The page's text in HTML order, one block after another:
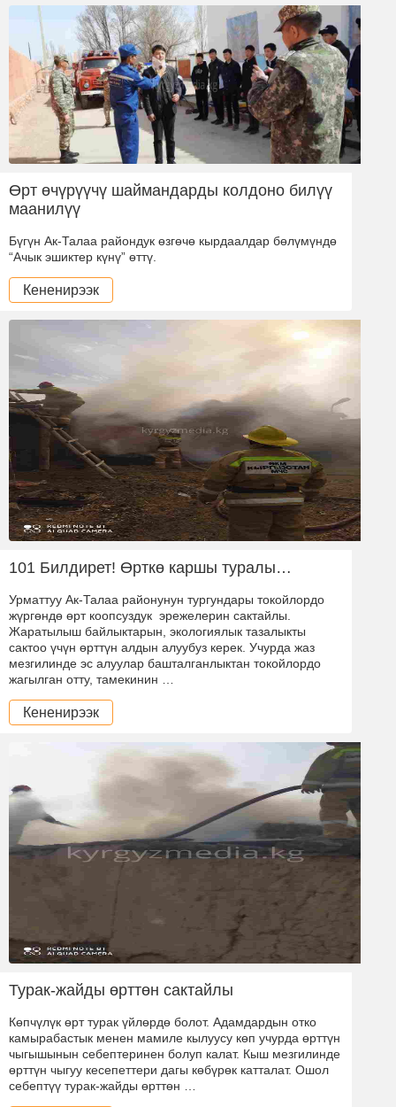
Өрт өчүрүүчү шаймандарды колдоно билүү
маанилүү
Бүгүн Ак-Талаа райондук өзгөчө кырдаалдар бөлүмүндө
“Ачык эшиктер күнү” өттү.
Кененирээк
101 Билдирет! Өрткө каршы туралы…
Урматтуу Ак-Талаа районунун тургундары токойлордо
жүргөндө өрт коопсуздук эрежелерин сактайлы.
Жаратылыш байлыктарын, экологиялык тазалыкты
сактоо үчүн өрттүн алдын алуубуз керек. Учурда жаз
мезгилинде эс алуулар башталганлыктан токойлордо
жагылган отту, тамекинин …
Кененирээк
Турак-жайды өрттөн сактайлы
Көпчүлүк өрт турак үйлөрдө болот. Адамдардын отко
камырабастык менен мамиле кылуусу көп учурда өрттүн
чыгышынын себептеринен болуп калат. Кыш мезгилинде
өрттүн чыгуу кесепеттери дагы көбүрөк катталат. Ошол
себептүү турак-жайды өрттөн …